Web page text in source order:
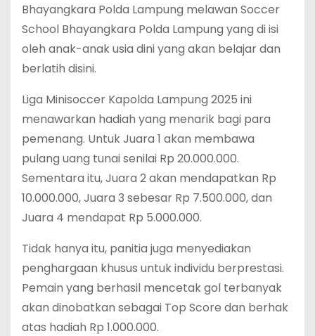
Bhayangkara Polda Lampung melawan Soccer
School Bhayangkara Polda Lampung yang di isi
oleh anak-anak usia dini yang akan belajar dan
berlatih disini.
Liga Minisoccer Kapolda Lampung 2025 ini
menawarkan hadiah yang menarik bagi para
pemenang. Untuk Juara 1 akan membawa
pulang uang tunai senilai Rp 20.000.000.
Sementara itu, Juara 2 akan mendapatkan Rp
10.000.000, Juara 3 sebesar Rp 7.500.000, dan
Juara 4 mendapat Rp 5.000.000.
Tidak hanya itu, panitia juga menyediakan
penghargaan khusus untuk individu berprestasi.
Pemain yang berhasil mencetak gol terbanyak
akan dinobatkan sebagai Top Score dan berhak
atas hadiah Rp 1.000.000.